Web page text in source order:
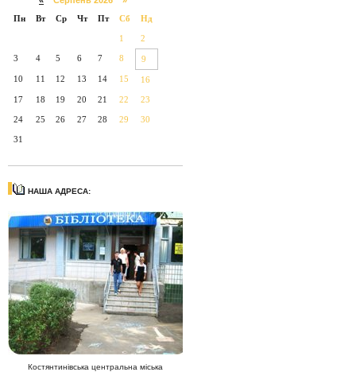
Пн
Вт Ср Чт Пт Сб Нд
1 2
3 4 5 6 7 8 9
10 11 12 13 14 15 16
17 18 19 20 21 22 23
24 25 26 27 28 29 30
31
НАША АДРЕСА:
Костянтинівська центральна міська